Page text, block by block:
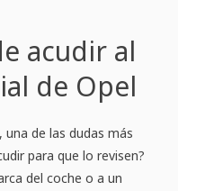
acudir al
de Opel
de las dudas más
para que lo revisen?
del coche o a un